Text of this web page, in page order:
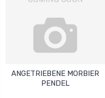
ANGETRIEBENE MORBIER
PENDEL